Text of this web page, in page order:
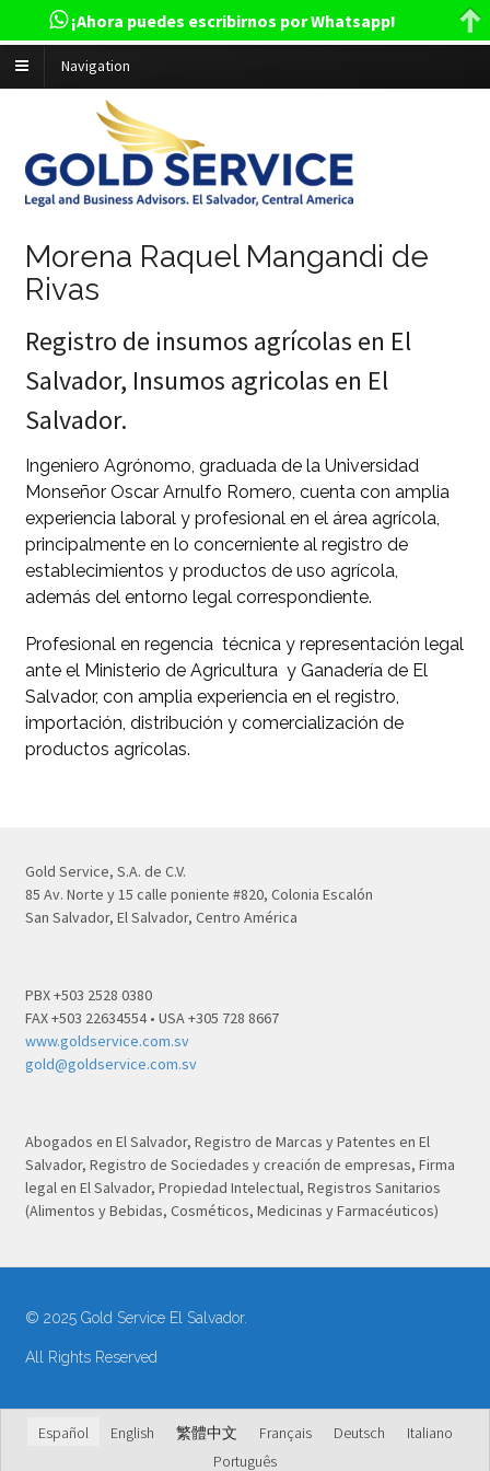
Navigation
Morena Raquel Mangandi de
Rivas
Registro de insumos agrícolas en El
Salvador, Insumos agricolas en El
Salvador.
Ingeniero Agrónomo, graduada de la Universidad
Monseñor Oscar Arnulfo Romero, cuenta con amplia
experiencia laboral y profesional en el área agrícola,
principalmente en lo concerniente al registro de
establecimientos y productos de uso agrícola,
además del entorno legal correspondiente.
Profesional en regencia técnica y representación legal
ante el Ministerio de Agricultura y Ganadería de El
Salvador, con amplia experiencia en el registro,
importación, distribución y comercialización de
productos agrícolas.
Gold Service, S.A. de C.V.
85 Av. Norte y 15 calle poniente #820, Colonia Escalón
San Salvador, El Salvador, Centro América
PBX +503 2528 0380
FAX +503 22634554 • USA +305 728 8667
www.goldservice.com.sv
gold@goldservice.com.sv
Abogados en El Salvador, Registro de Marcas y Patentes en El
Salvador, Registro de Sociedades y creación de empresas, Firma
legal en El Salvador, Propiedad Intelectual, Registros Sanitarios
(Alimentos y Bebidas, Cosméticos, Medicinas y Farmacéuticos)
© 2025 Gold Service El Salvador.
All Rights Reserved
Español English 繁體中文 Français Deutsch
Italiano
Português
¡Ahora puedes escribirnos por Whatsapp!